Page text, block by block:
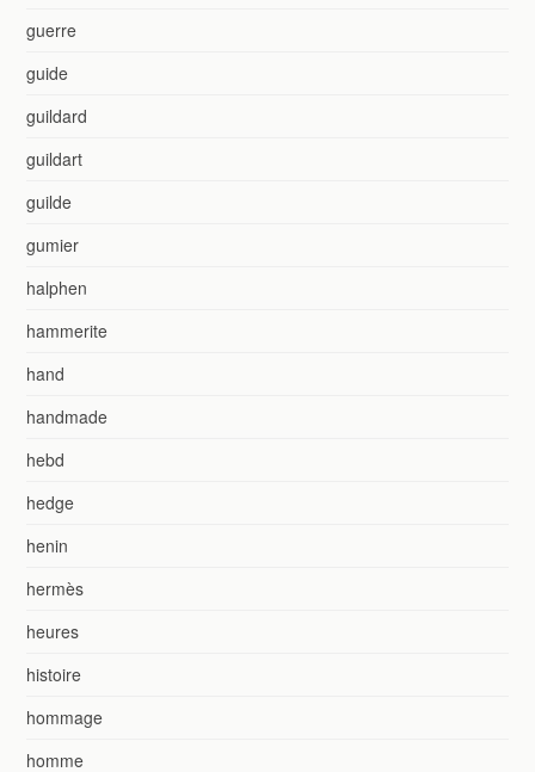
guerre
guide
guildard
guildart
guilde
gumier
halphen
hammerite
hand
handmade
hebd
hedge
henin
hermès
heures
histoire
hommage
homme